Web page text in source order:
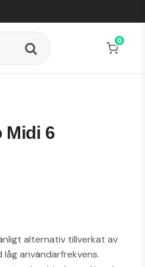
0
Midi 6
alternativ tillverkat av
användarfrekvens.